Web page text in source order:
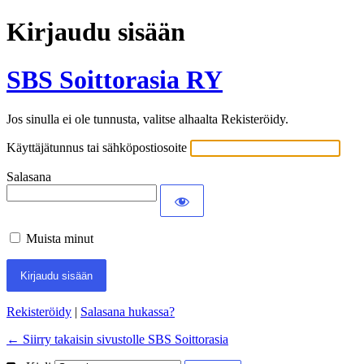
Kirjaudu sisään
SBS Soittorasia RY
Jos sinulla ei ole tunnusta, valitse alhaalta Rekisteröidy.
Käyttäjätunnus tai sähköpostiosoite
Salasana
Muista minut
Rekisteröidy | Salasana hukassa?
← Siirry takaisin sivustolle SBS Soittorasia